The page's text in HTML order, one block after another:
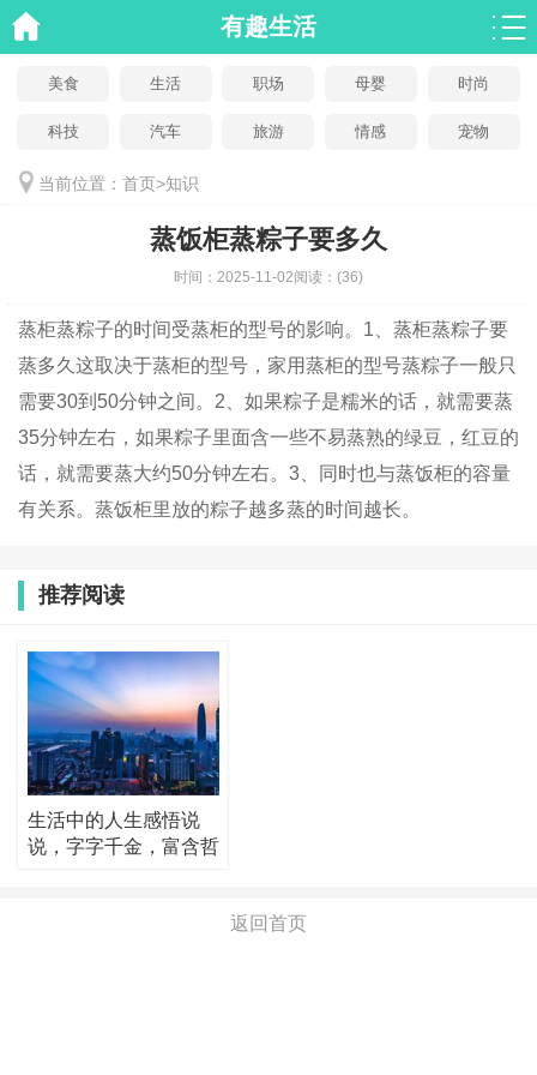
有趣生活
美食 生活 职场 母婴 时尚
科技 汽车 旅游 情感 宠物
当前位置： 首页>知识
蒸饭柜蒸粽子要多久
时间： 2025-11-02阅读： (36)
蒸柜蒸粽子的时间受蒸柜的型号的影响。1、蒸柜蒸粽子要
蒸多久这取决于蒸柜的型号，家用蒸柜的型号蒸粽子一般只
需要30到50分钟之间。2、如果粽子是糯米的话，就需要蒸
35分钟左右，如果粽子里面含一些不易蒸熟的绿豆，红豆的
话，就需要蒸大约50分钟左右。3、同时也与蒸饭柜的容量
有关系。蒸饭柜里放的粽子越多蒸的时间越长。
推荐阅读
生活中的人生感悟说
说，字字千金，富含哲
返回首页